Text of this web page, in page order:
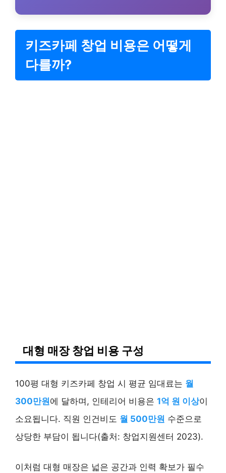
키즈카페 창업 비용은 어떻게
다를까?
대형 매장 창업 비용 구성
100평 대형 키즈카페 창업 시 평균 임대료는 월
300만원에 달하며, 인테리어 비용은 1억 원 이상이
소요됩니다. 직원 인건비도 월 500만원 수준으로
상당한 부담이 됩니다(출처: 창업지원센터 2023).
이처럼 대형 매장은 넓은 공간과 인력 확보가 필수